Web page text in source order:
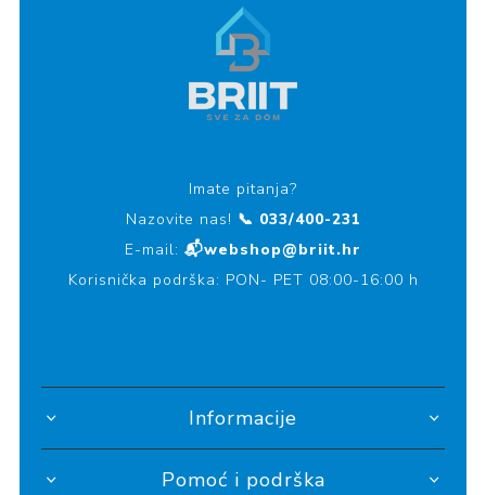
Imate pitanja?
Nazovite nas! 📞 033/400-231
E-mail: 📬webshop@briit.hr
Korisnička podrška: PON- PET 08:00-16:00 h
Informacije
Pomoć i podrška